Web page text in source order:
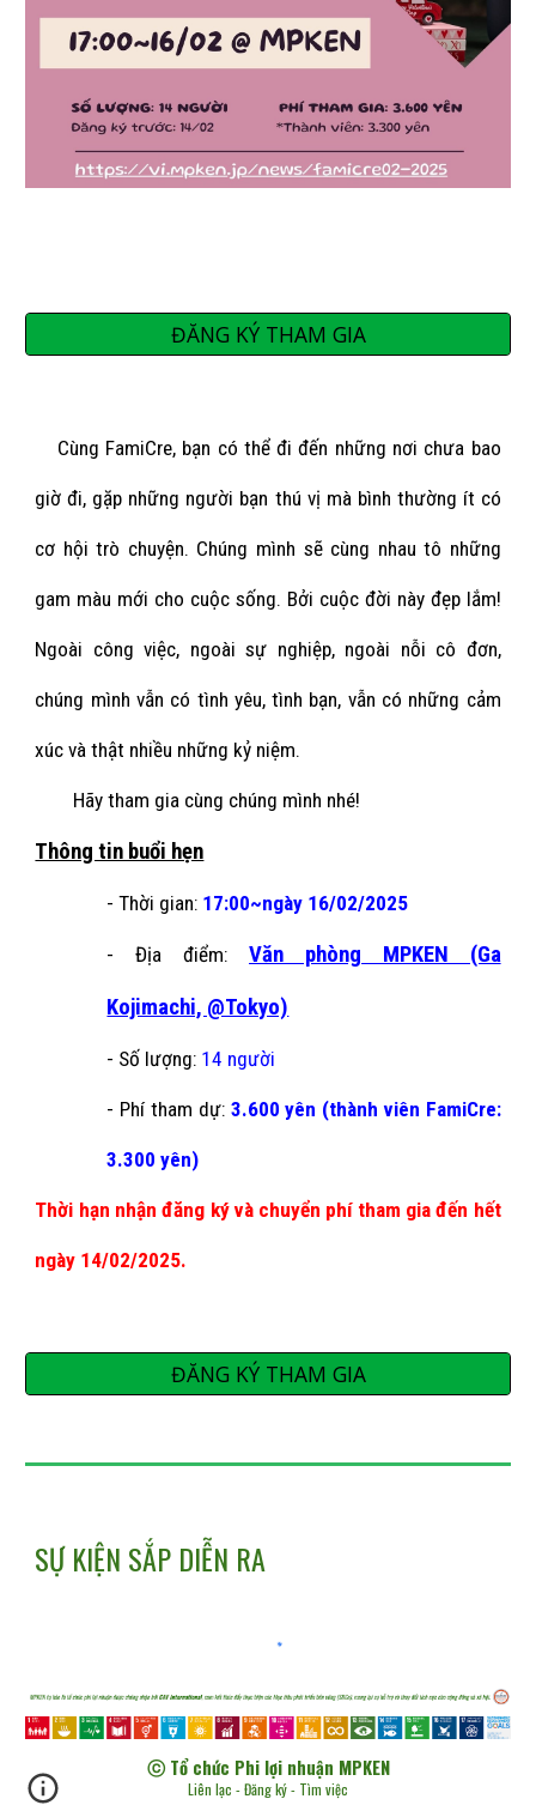
ĐĂNG KÝ THAM GIA
Cùng FamiCre, bạn có thể đi đến những nơi chưa bao
giờ đi, gặp những người bạn thú vị mà bình thường ít có
cơ hội trò chuyện. Chúng mình sẽ cùng nhau tô những
gam màu mới cho cuộc sống. Bởi cuộc đời này đẹp lắm!
Ngoài công việc, ngoài sự nghiệp, ngoài nỗi cô đơn,
chúng mình vẫn có tình yêu, tình bạn, vẫn có những cảm
xúc và thật nhiều những kỷ niệm.
Hãy tham gia cùng chúng mình nhé!
Thông tin buổi hẹn
- Thời gian: 17:00~ngày 16/02/2025
- Địa điểm: Văn phòng MPKEN (Ga
Kojimachi, @Tokyo)
- Số lượng: 14 người
- Phí tham dự: 3.600 yên (thành viên FamiCre:
3.300 yên)
Thời hạn nhận đăng ký và chuyển phí tham gia đến hết
ngày 14/02/2025.
ĐĂNG KÝ THAM GIA
SỰ KIỆN SẮP DIỄN RA
ⓒ Tổ chức Phi lợi nhuận MPKEN
Liên lạc -Đăng ký- Tìm việc